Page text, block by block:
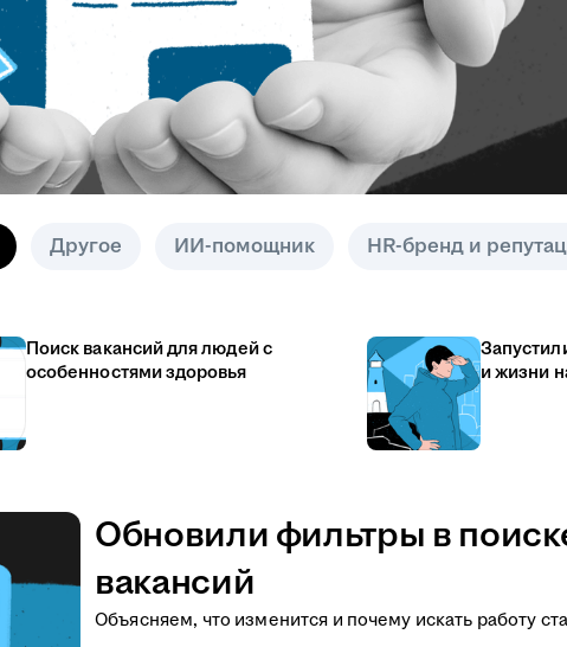
Другое ИИ-помощник HR-бренд и
Поиск вакансий для людей с
особенностями здоровья
и жизни
Обновили фильтры в
вакансий
Объясняем, что изменится и почему искать работу